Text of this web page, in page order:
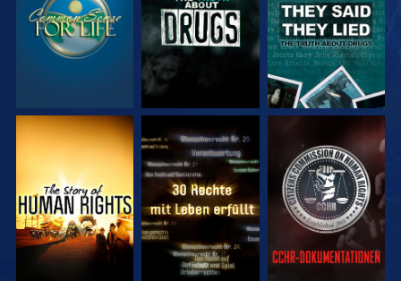
ANSEHEN ANSEHEN ANSEHEN